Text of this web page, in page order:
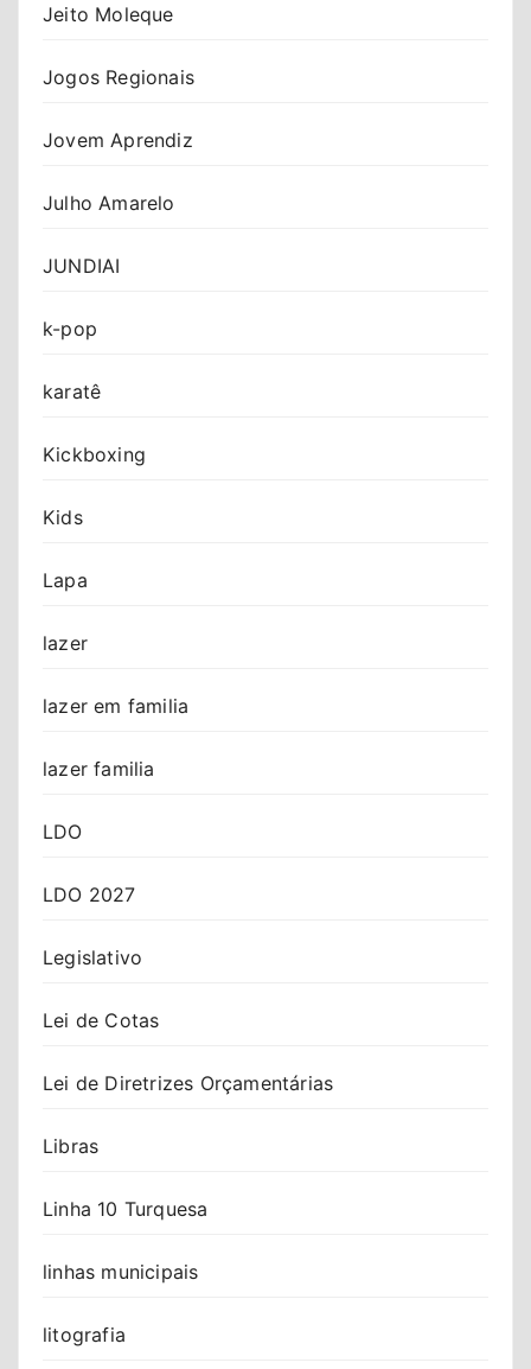
Jeito Moleque
Jogos Regionais
Jovem Aprendiz
Julho Amarelo
JUNDIAI
k-pop
karatê
Kickboxing
Kids
Lapa
lazer
lazer em familia
lazer familia
LDO
LDO 2027
Legislativo
Lei de Cotas
Lei de Diretrizes Orçamentárias
Libras
Linha 10 Turquesa
linhas municipais
litografia